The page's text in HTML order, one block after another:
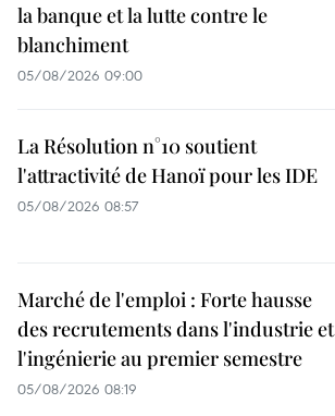
la banque et la lutte contre le
blanchiment
05/08/2026 09:00
La Résolution n°10 soutient
l'attractivité de Hanoï pour les IDE
05/08/2026 08:57
Marché de l'emploi : Forte hausse
des recrutements dans l'industrie et
l'ingénierie au premier semestre
05/08/2026 08:19